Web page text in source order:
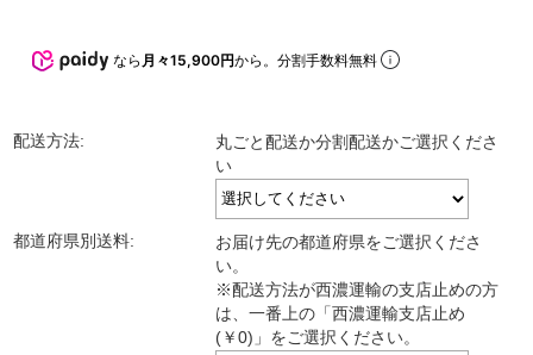
なら 月々15,900円から。分割手数料無料
配送方法:
丸ごと配送か分割配送かご選択くださ
い
都道府県別送料:
お届け先の都道府県をご選択くださ
い。
※配送方法が西濃運輸の支店止めの方
は、一番上の「西濃運輸支店止め
(￥0)」をご選択ください。